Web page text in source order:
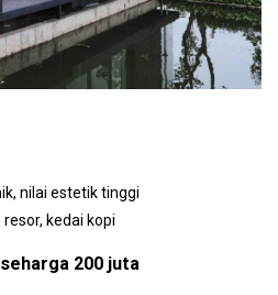
nilai estetik tinggi
kedai kopi
200 juta